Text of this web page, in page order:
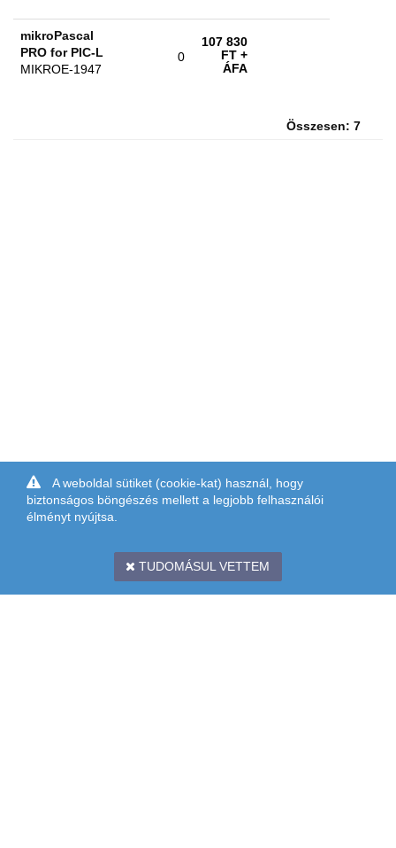
mikroPascal
PRO for PIC-L
MIKROE-1947
0
107 830
FT +
ÁFA
Összesen: 7
A weboldal sütiket (cookie-kat) használ, hogy
biztonságos böngészés mellett a legjobb felhasználói
élményt nyújtsa.
TUDOMÁSUL VETTEM